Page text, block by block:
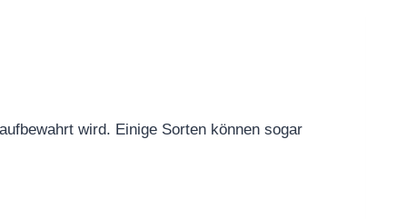
wird. Einige Sorten können sogar